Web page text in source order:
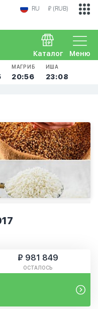
RU ₽ (RUB)
Меню
Каталог
МАГРИБ
20:56
ИША
23:08
₽ 981 849
ОСТАЛОСЬ